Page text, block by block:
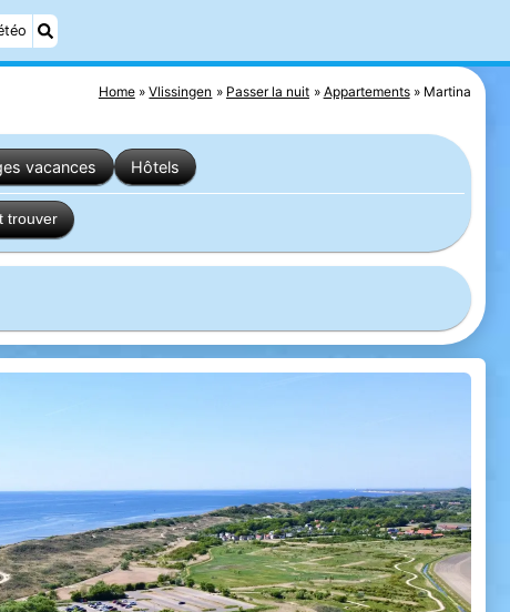
Home Vlissingen Passer la nuit Appartements Martina
vacances Hôtels
trouver